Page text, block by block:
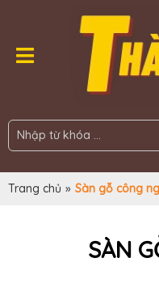
Trang chủ » Sàn gỗ công
SÀN